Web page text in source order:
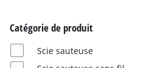
Catégorie de produit
Scie sauteuse